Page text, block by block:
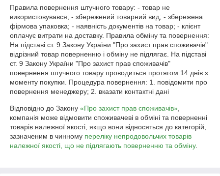
Правила повернення штучного товару: - товар не
використовувався; - збережений товарний вид; - збережена
фірмова упаковка; - наявність документів на товар; - клієнт
оплачує витрати на доставку. Правила обміну та повернення:
На підставі ст. 9 Закону України "Про захист прав споживачів"
відрізний товар поверненню і обміну не підлягає. На підставі
ст. 9 Закону України "Про захист прав споживачів"
повернення штучного товару проводиться протягом 14 днів з
моменту покупки. Процедура повернення: 1. повідомити про
повернення менеджеру; 2. вказати контактні дані
Відповідно до Закону «Про захист прав споживачів»
компанія може відмовити споживачеві в обміні та поверненні
товарів належної якості, якщо вони відносяться до категорій,
зазначеним в чинному переліку непродовольчих товарів
належної якості, що не підлягають поверненню та обміну.